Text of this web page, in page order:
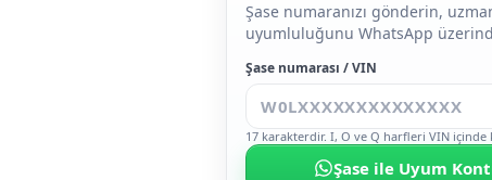
Şase numaranızı gönderin,
uyumluluğunu WhatsApp
Şase numarası / VIN
17 karakterdir. I, O ve Q harfleri VIN içinde
Şase ile Uyum